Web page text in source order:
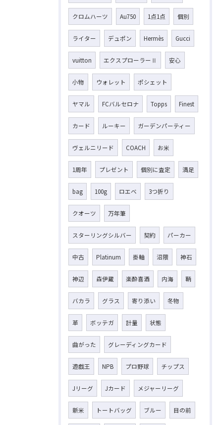
クロムハーツ Au750 1点1点 個別
ライター デュポン Hermès Gucci
vuitton エクスプローラーⅡ 安心
小物 ウォレット ポシェット
ヤマル FCバルセロナ Topps Finest
カード ルーキー ガーデンパーティー
ヴェルニリード COACH お米
1周年 プレゼント 個別に査定 満足
bag 100g ロエベ 3つ折り
クオーツ 万年筆
スターリングシルバー 契約 パーカー
中古 Platinum 掛軸 沼隈 神石
神辺 森伊蔵 楽酔喜酒 内海 鞆
バカラ グラス 寄り添い 冬物
革 ボッテガ 計量 状態
曲がった グレーディングカード
遊戯王 NPB プロ野球 チップス
Jリーグ Jカード メジャーリーグ
新米 トートバッグ ブルー 目の前